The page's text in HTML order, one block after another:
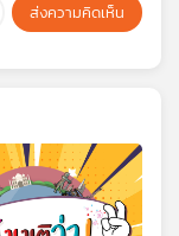
ส่งความคิดเห็น